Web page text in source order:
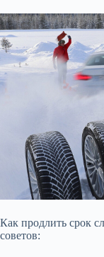
Как продлить срок
советов: